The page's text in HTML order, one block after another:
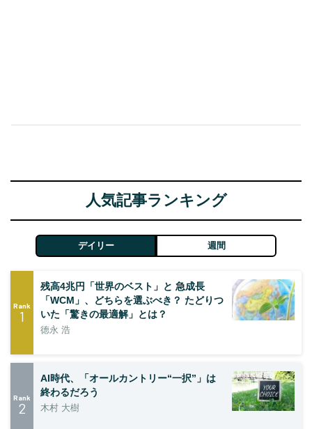
人気記事ランキング
デイリー 週間
Rank
1
残高4兆円「世界のベスト」と 急成長
「WCM」、どちらを選ぶべき？ たどりつ
いた「驚きの最適解」とは？
徳永 浩
Rank
2
AI時代、「オールカントリー“一択”」は
終わるだろう
木村 大樹